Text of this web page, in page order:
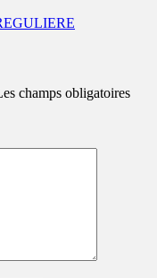
champs obligatoires